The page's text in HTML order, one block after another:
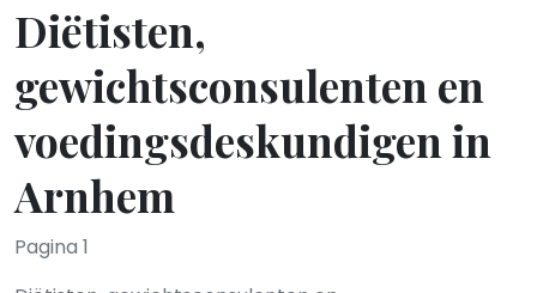
Diëtisten,
gewichtsconsulenten en
voedingsdeskundigen in
Arnhem
Pagina 1